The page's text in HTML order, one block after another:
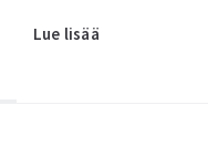
Lue lisää